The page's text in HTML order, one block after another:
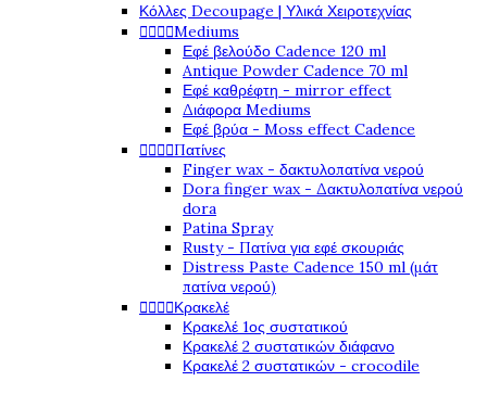
Κόλλες Decoupage | Υλικά Χειροτεχνίας
Mediums
Εφέ βελούδο Cadence 120 ml
Antique Powder Cadence 70 ml
Εφέ καθρέφτη - mirror effect
Διάφορα Mediums
Εφέ βρύα - Moss effect Cadence
Πατίνες
Finger wax - δακτυλοπατίνα νερού
Dora finger wax - Δακτυλοπατίνα νερού
dora
Patina Spray
Rusty - Πατίνα για εφέ σκουριάς
Distress Paste Cadence 150 ml (μάτ
πατίνα νερού)
Κρακελέ
Κρακελέ 1ος συστατικού
Κρακελέ 2 συστατικών διάφανο
Κρακελέ 2 συστατικών - crocodile